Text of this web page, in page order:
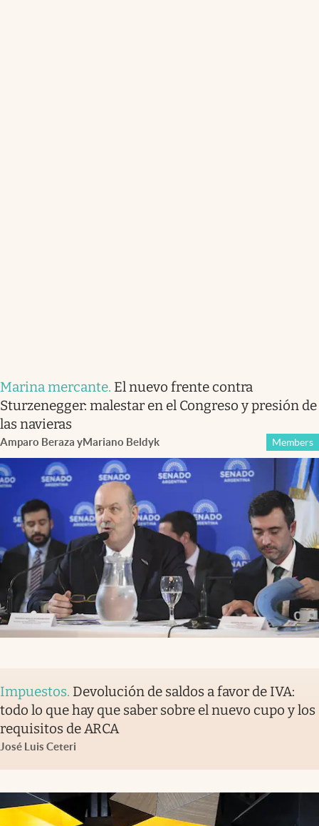
Marina mercante. El nuevo frente contra
Sturzenegger: malestar en el Congreso y presión de
las navieras
Amparo Beraza yMariano Beldyk Members
Impuestos. Devolución de saldos a favor de IVA:
todo lo que hay que saber sobre el nuevo cupo y los
requisitos de ARCA
José Luis Ceteri